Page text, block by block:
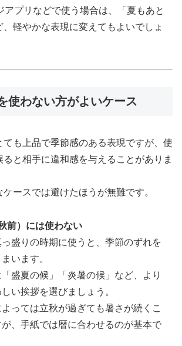
アプリなどで使う場合は、「夏もあと
軽やかな表現に変えてもよいでしょ
使わない方がよいケース
ても上品で季節感のある表現ですが、使
ると相手に違和感を与えることがありま
ースでは避けたほうが無難です。
前）には使わない
盛りの時期に使うと、季節のずれを
います。
盛夏の候」「炎暑の候」など、より
い挨拶を選びましょう。
っては立秋が過ぎても暑さが続くこ
、手紙では暦に合わせるのが基本で